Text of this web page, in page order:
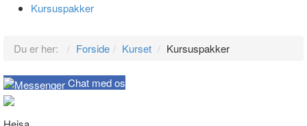
Kursuspakker
Du er her: Forside Kurset Kursuspakker
Chat med os